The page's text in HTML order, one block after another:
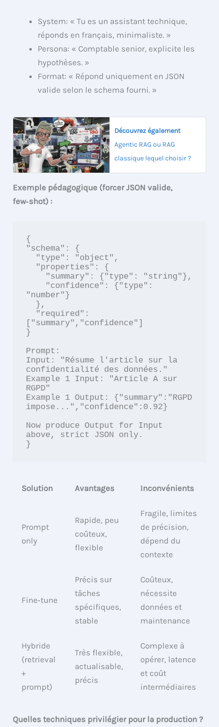
System: « Tu es un assistant technique,
réponds en français, minimaliste. »
Persona: « Comptable senior, explicite les
hypothèses. »
Format: « Répond uniquement en JSON
valide selon le schema fourni. »
Découvrez également
Agentic RAG ou RAG
classique lequel choisir ?
Exemple pédagogique (forcer JSON valide,
few‑shot) :
{
"schema": {
"number"}
["summary","confidence"]
}
Prompt:
Input: "Résume l'article sur la
confidentialité des données."
Example 1 Input: "Article A sur
RGPD"
Example 1 Output: {"summary":"RGPD
impose...","confidence":0.92}
Now produce Output for Input
above, strict JSON only.
}
Solution Avantages Inconvénients
Prompt
only
Rapide, peu
coûteux,
flexible
Fragile, limites
de précision,
dépend du
contexte
Fine‑tune
Précis sur
tâches
spécifiques,
stable
Coûteux,
nécessite
données et
maintenance
Hybride
(retrieval
+
prompt)
Très flexible,
actualisable,
précis
Complexe à
opérer, latence
et coût
intermédiaires
Quelles techniques privilégier pour la production ?